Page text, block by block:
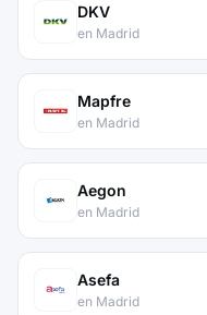
DKV
en Madrid
Mapfre
en Madrid
Aegon
en Madrid
Asefa
en Madrid